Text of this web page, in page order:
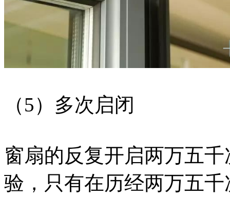
（5）多次启闭
窗扇的反复开启两万五
验，只有在历经两万五